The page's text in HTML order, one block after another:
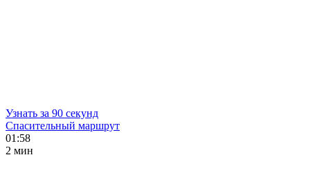
Узнать за 90 секунд
Спасительный маршрут
01:58
2 мин